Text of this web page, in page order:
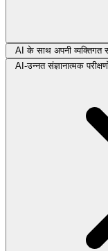
AI के साथ अपनी व्यक्तिगत
AI-उन्नत संज्ञानात्मक